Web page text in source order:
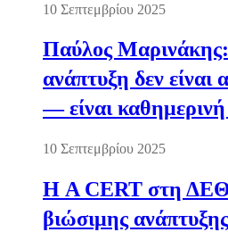
10 Σεπτεμβρίου 2025
Παύλος
ανάπτυξη δεν
— είναι
10 Σεπτεμβρίου 2025
Η A CERT στη
βιώσιμης